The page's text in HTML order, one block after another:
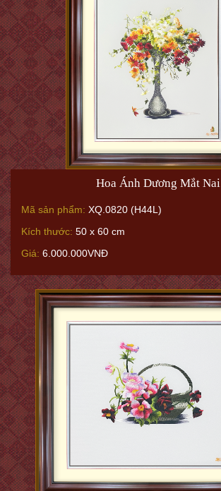
Hoa Ánh Dương Mắt Nai
Mã sản phẩm: XQ.0820 (H44L)
Kích thước: 50 x 60 cm
Giá: 6.000.000VNĐ